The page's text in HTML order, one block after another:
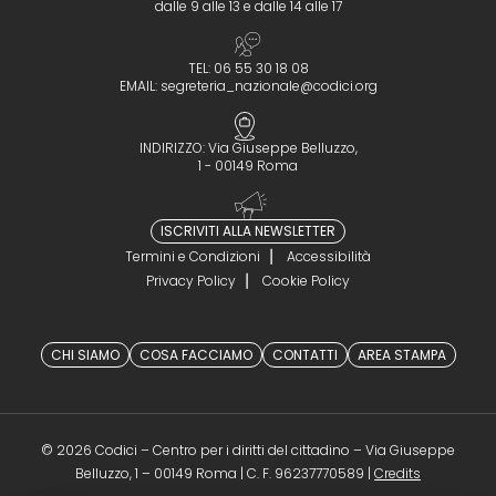
dalle 9 alle 13 e dalle 14 alle 17
TEL: 06 55 30 18 08
EMAIL: segreteria_nazionale@codici.org
INDIRIZZO: Via Giuseppe Belluzzo,
1 - 00149 Roma
ISCRIVITI ALLA NEWSLETTER
Termini e Condizioni
Accessibilità
Privacy Policy
Cookie Policy
CHI SIAMO COSA FACCIAMO CONTATTI AREA STAMPA
© 2026 Codici – Centro per i diritti del cittadino – Via Giuseppe
Belluzzo, 1 – 00149 Roma | C. F. 96237770589 | Credits